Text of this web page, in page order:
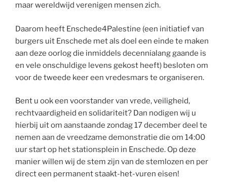
maar wereldwijd verenigen mensen zich.
Daarom heeft Enschede4Palestine (een initiatief van
burgers uit Enschede met als doel een einde te maken
aan deze oorlog die inmiddels decennialang gaande is
en vele onschuldige levens gekost heeft) besloten om
voor de tweede keer een vredesmars te organiseren.
Bent u ook een voorstander van vrede, veiligheid,
rechtvaardigheid en solidariteit? Dan nodigen wij u
hierbij uit om aanstaande zondag 17 december deel te
nemen aan de vreedzame demonstratie die om 14:00
uur start op het stationsplein in Enschede. Op deze
manier willen wij de stem zijn van de stemlozen en per
direct een permanent staakt-het-vuren eisen!